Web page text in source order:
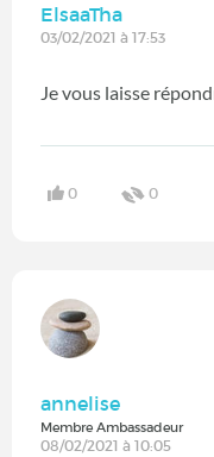
ElsaaTha
03/02/2021 à 17:53
Je vous laisse
0 0
annelise
Membre Ambassadeur
08/02/2021 à 10:05